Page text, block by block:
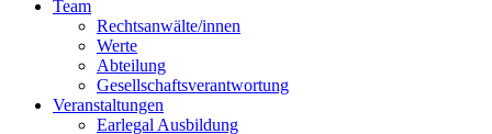
Team
Rechtsanwälte/innen
Werte
Abteilung
Gesellschaftsverantwortung
Veranstaltungen
Earlegal Ausbildung